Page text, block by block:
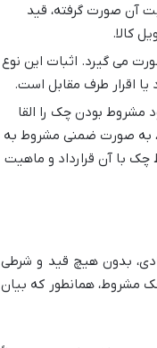
آن صورت گرفته، قید
کالا.
می گیرد. اثبات این نوع
اقرار طرف مقابل است.
مشروط بودن چک را القا
به صورت ضمنی مشروط به
چک با آن قرارداد و ماهیت
بدون هیچ قید و شرطی
مشروط، همانطور که بیان